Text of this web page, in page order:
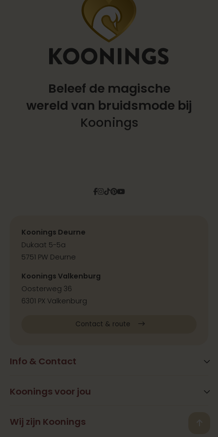
Beleef de magische
wereld van bruidsmode bij
Koonings
Facebook
Instagram
Tiktok
Pinterest
YouTube
Info & Contact
FAQ
Vestigingen
Koonings voor jou
Beauty
Wij zijn Koonings
Koonings Deurne
Dukaat 5-5a
5751 PW Deurne
Koonings Valkenburg
Oosterweg 36
6301 PX Valkenburg
Contact & route